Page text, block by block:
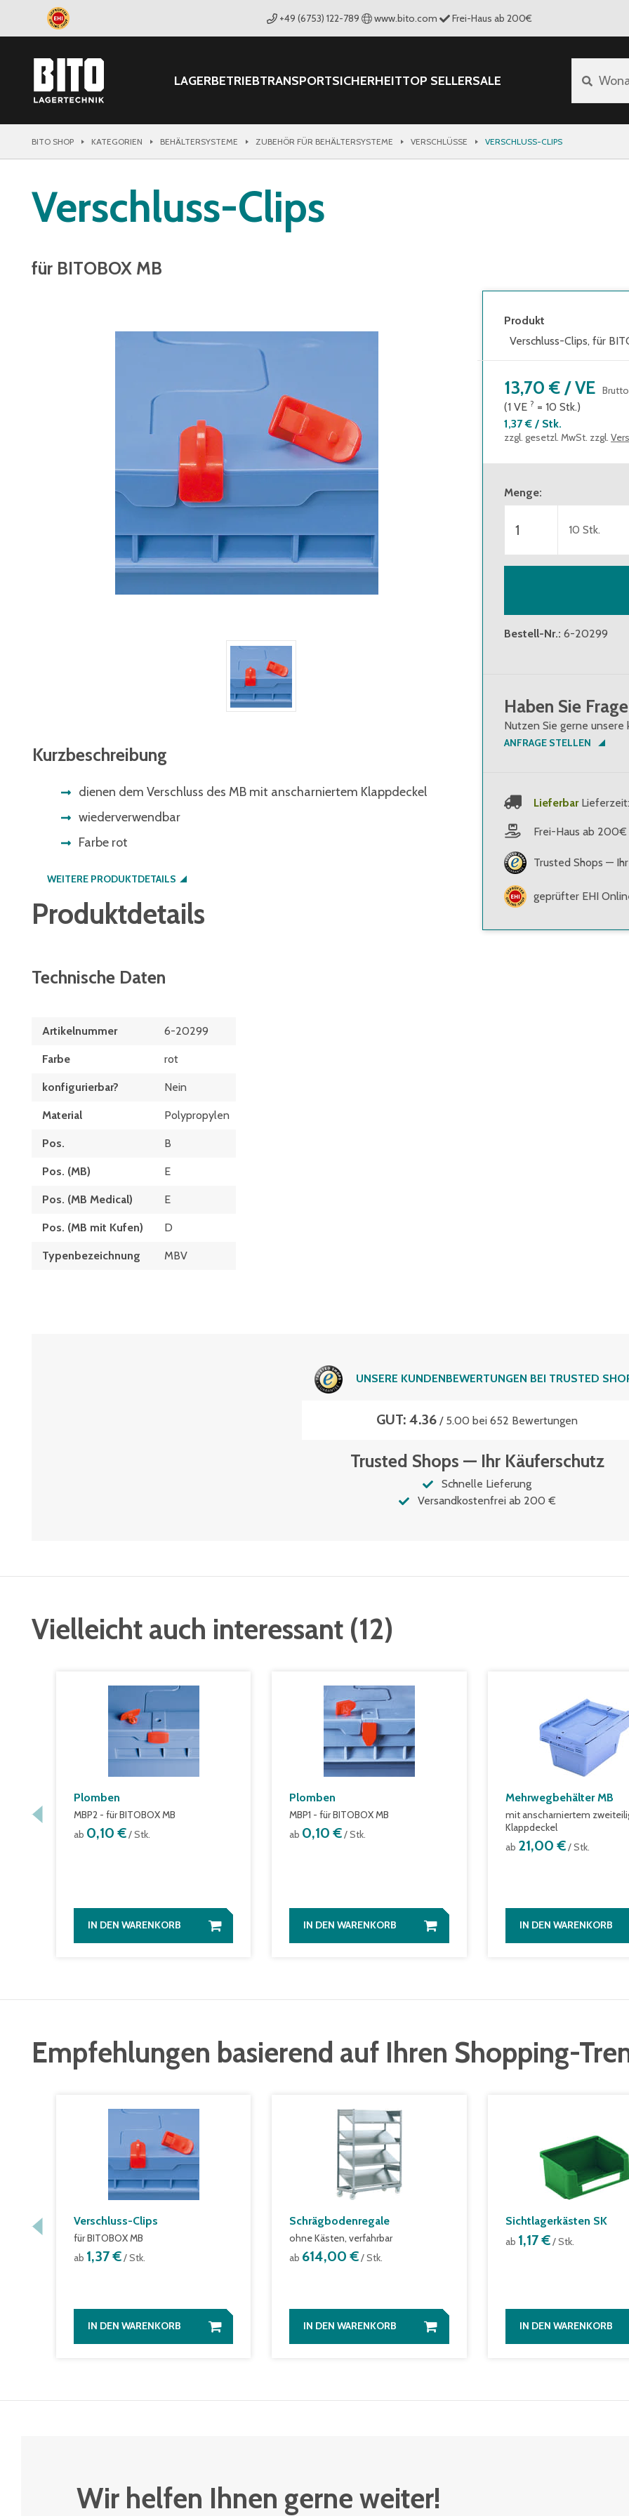
+49 (6753) 122-789 www.bito.com Frei-Haus ab 200€
LAGERBETRIEBTRANSPORTSICHERHEITTOP SELLERSALE
BITO SHOP KATEGORIEN BEHÄLTERSYSTEME ZUBEHÖR FÜR BEHÄLTERSYSTEME VERSCHLÜSSE VERSCHLUSS-CLIPS
Verschluss-Clips
für BITOBOX MB
Kurzbeschreibung
dienen dem Verschluss des MB mit anscharniertem Klappdeckel
wiederverwendbar
Farbe rot
WEITERE PRODUKTDETAILS
Produktdetails
Technische Daten
Artikelnummer 6-20299
Farbe rot
konfigurierbar? Nein
Material Polypropylen
Pos. B
Pos. (MB) E
Pos. (MB Medical) E
Pos. (MB mit Kufen) D
Typenbezeichnung MBV
Produkt
Verschluss-Clips, für
13,70 € /VE Brutto
(1 VE ? = 10 Stk.)
1,37 € / Stk.
zzgl. gesetzl. MwSt. zzgl.
Menge:
10 Stk.
Bestell-Nr.: 6-20299
Haben Sie
Nutzen Sie gerne unsere
ANFRAGE STELLEN
Lieferbar
Frei-Haus ab 200€
Trusted Shops —
geprüfter EHI
UNSERE KUNDENBEWERTUNGEN BEI TRUSTED
GUT: 4.36 / 5.00 bei 652 Bewertungen
Trusted Shops — Ihr Käuferschutz
Schnelle Lieferung
Versandkostenfrei ab 200 €
Vielleicht auch interessant (12)
Plomben
MBP2 - für BITOBOX MB
ab 0,10 €/ Stk.
IN DEN WARENKORB
Plomben
MBP1 - für BITOBOX MB
ab 0,10 €/ Stk.
IN DEN WARENKORB
Mehrwegbehälter MB
mit anscharniertem
Klappdeckel
ab 21,00 €/ Stk.
IN DEN WARENKORB
Empfehlungen basierend auf Ihren Shopping-
Verschluss-Clips
für BITOBOX MB
ab 1,37 €/ Stk.
IN DEN WARENKORB
Schrägbodenregale
ohne Kästen, verfahrbar
ab 614,00 €/ Stk.
IN DEN WARENKORB
Sichtlagerkästen SK
ab 1,17 €/ Stk.
IN DEN WARENKORB
Wir helfen Ihnen gerne weiter!